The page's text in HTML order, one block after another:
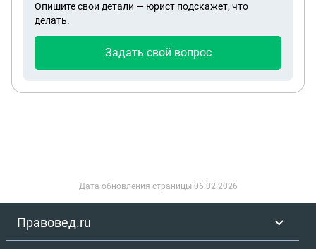
Опишите свои детали — юрист подскажет, что
делать.
Задать свой вопрос
Дата обновления страницы 06.02.2026
Правовед.ru